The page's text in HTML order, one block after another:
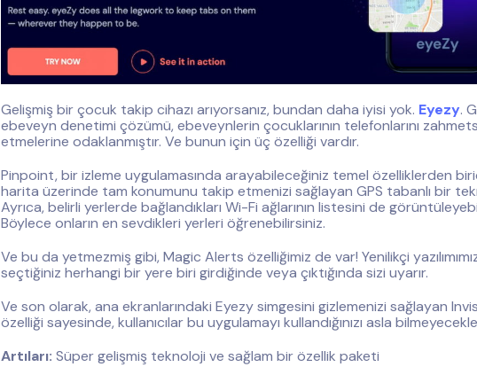
Gelişmiş bir çocuk takip cihazı arıyorsanız, bundan daha iyisi yok. Eyezy.
ebeveyn denetimi çözümü, ebeveynlerin çocuklarının telefonlarını
etmelerine odaklanmıştır. Ve bunun için üç özelliği vardır.
Pinpoint, bir izleme uygulamasında arayabileceğiniz temel özelliklerden
harita üzerinde tam konumunu takip etmenizi sağlayan GPS tabanlı bir
Ayrıca, belirli yerlerde bağlandıkları Wi-Fi ağlarının listesini de
Böylece onların en sevdikleri yerleri öğrenebilirsiniz.
Ve bu da yetmezmiş gibi, Magic Alerts özelliğimiz de var! Yenilikçi
seçtiğiniz herhangi bir yere biri girdiğinde veya çıktığında sizi uyarır.
Ve son olarak, ana ekranlarındaki Eyezy simgesini gizlemenizi sağlayan
özelliği sayesinde, kullanıcılar bu uygulamayı kullandığınızı asla
Artıları: Süper gelişmiş teknoloji ve sağlam bir özellik paketi